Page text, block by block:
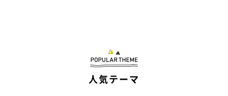
人気テーマ